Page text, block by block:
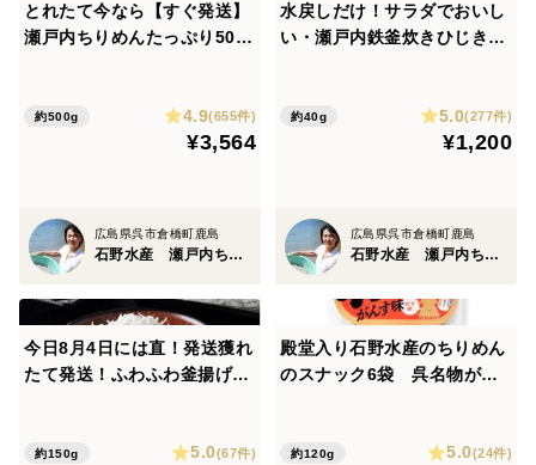
当初は
海外にいる家族に送ってあげたいと作った品でした
ひじき水に戻すのは面倒だけど食べたいな
贈りたい品になりました。
さらにヒジキらしさをアップしてリニューアル
もうないですか？？？
もうない？
とれたて今なら【すぐ発送】
瀬戸内ちりめんたっぷり500
が絶妙賞味期限60日 最短明
約500g 4.9(655件)
¥3,564
広島県呉市倉橋町鹿島
石野水産 瀬戸内ちりめん ひじき
水戻しだけ！サラダでおいし
い・瀬戸内鉄釜炊きひじき２
約40g 5.0(277件)
¥1,200
広島県呉市倉橋町鹿島
石野水産 瀬戸内ちりめん ひじき
今日8月4日には直！発送獲れ
たて発送！ふわふわ釜揚げち
け釜揚げちりめん150ｇパッ
約150g 5.0(67件)
殿堂入り石野水産のちりめん
のスナック6袋 呉名物がん
約120g 5.0(24件)